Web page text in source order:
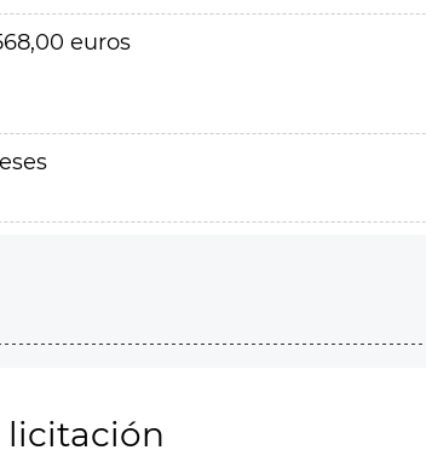
euros
licitación